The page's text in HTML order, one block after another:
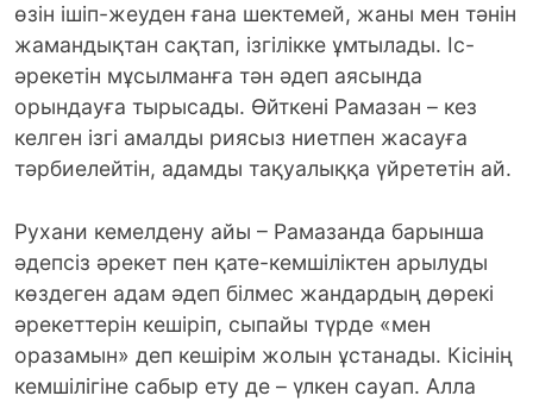
өзін ішіп-жеуден ғана шектемей, жаны мен тәнін
жамандықтан сақтап, ізгілікке ұмтылады. Іс-
әрекетін мұсылманға тән әдеп аясында
орындауға тырысады. Өйткені Рамазан – кез
келген ізгі амалды риясыз ниетпен жасауға
тәрбиелейтін, адамды тақуалыққа үйрететін ай.
Рухани кемелдену айы – Рамазанда барынша
әдепсіз әрекет пен қате-кемшіліктен арылуды
көздеген адам әдеп білмес жандардың дөрекі
әрекеттерін кешіріп, сыпайы түрде «мен
оразамын» деп кешірім жолын ұстанады. Кісінің
кемшілігіне сабыр ету де – үлкен сауап. Алла